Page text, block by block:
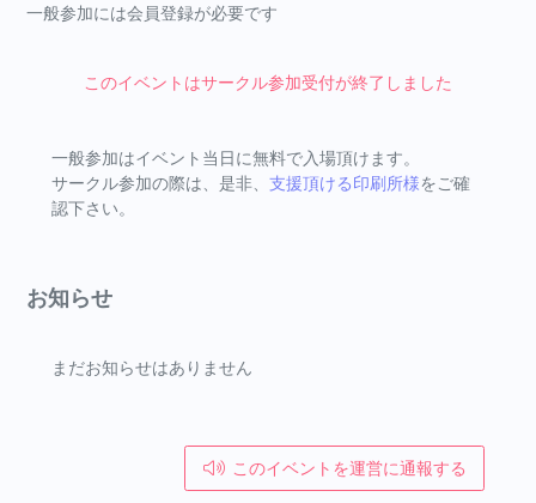
一般参加には会員登録が必要です
このイベントはサークル参加受付が終了しました
一般参加はイベント当日に無料で入場頂けます。
サークル参加の際は、是非、 支援頂ける印刷所様をご確
認下さい。
お知らせ
まだお知らせはありません
このイベントを運営に通報する